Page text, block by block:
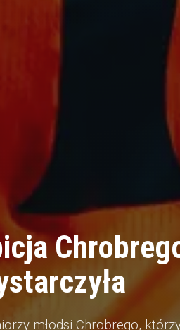
młodsi Chrobrego,